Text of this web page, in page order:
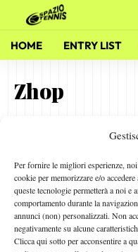
Per fornire le migliori esperienze,
cookie per memorizzare e/o
queste tecnologie permetterà a noi
comportamento durante la
annunci (non) personalizzati. Non
negativamente su alcune
Clicca qui sotto per acconsentire a
HOME ENTRY LIST
Zhop
Speciale 2011 – Di dov’è
2 Dicembre 2011
Sergio Pastena